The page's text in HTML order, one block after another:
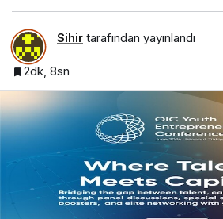
Sihir tarafından yayınlandı
2dk, 8sn